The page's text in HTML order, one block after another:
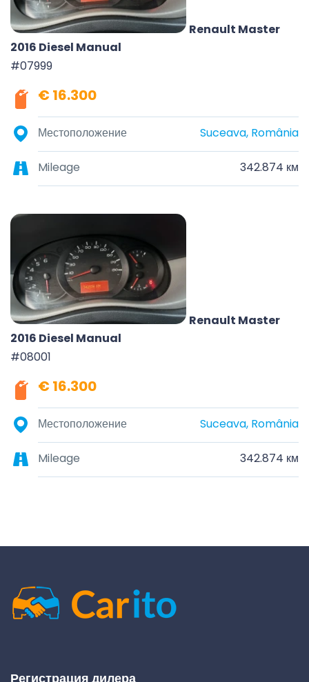
Renault Master
2016 Diesel Manual
#07999
€ 16.300
Местоположение Suceava, România
Mileage 342.874 км
Renault Master
2016 Diesel Manual
#08001
€ 16.300
Местоположение Suceava, România
Mileage 342.874 км
Регистрация дилера